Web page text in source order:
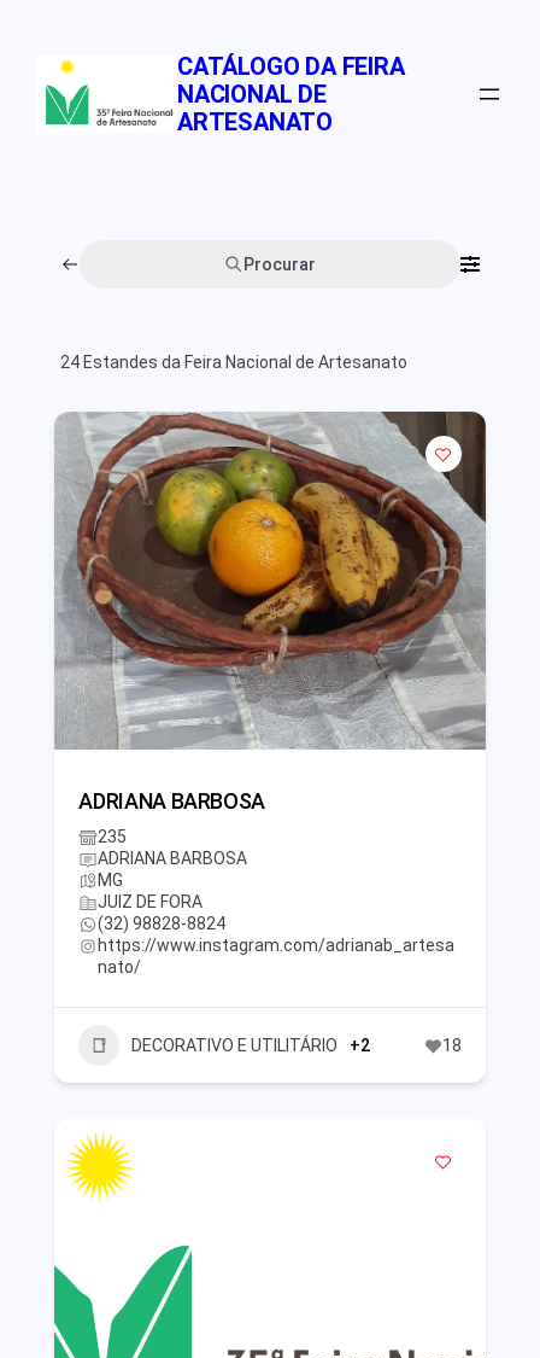
conteúdo
CATÁLOGO DA FEIRA
NACIONAL DE
ARTESANATO
Procurar
24 Estandes da Feira Nacional de Artesanato
ADRIANA BARBOSA
235
ADRIANA BARBOSA
MG
JUIZ DE FORA
(32) 98828-8824
https://www.instagram.com/adrianab_artesa
nato/
DECORATIVO E UTILITÁRIO +2 18